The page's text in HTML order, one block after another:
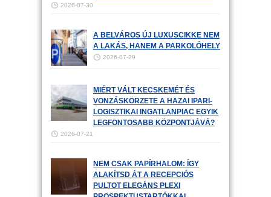
2026-07-30
A BELVÁROS ÚJ LUXUSCIKKE NEM
A LAKÁS, HANEM A PARKOLÓHELY
2026-07-29
MIÉRT VÁLT KECSKEMÉT ÉS
VONZÁSKÖRZETE A HAZAI IPARI-
LOGISZTIKAI INGATLANPIAC EGYIK
LEGFONTOSABB KÖZPONTJÁVÁ?
2026-07-21
NEM CSAK PAPÍRHALOM: ÍGY
ALAKÍTSD ÁT A RECEPCIÓS
PULTOT ELEGÁNS PLEXI